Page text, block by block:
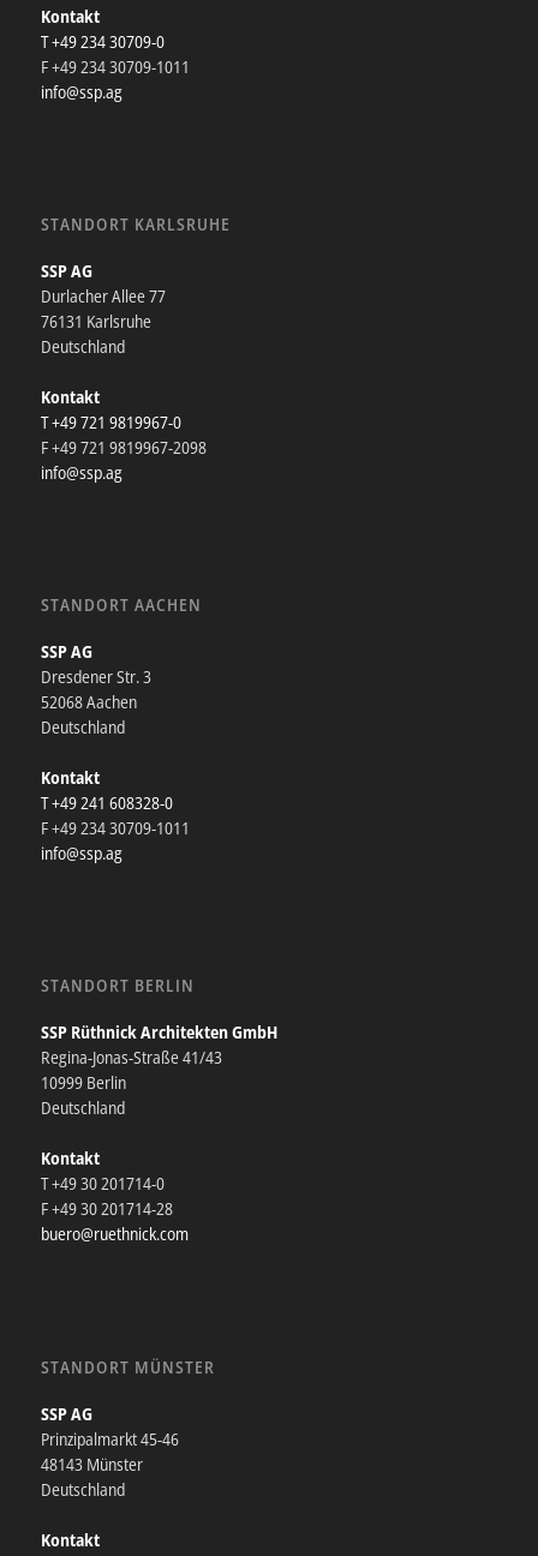
Kontakt
T +49 234 30709-0
F +49 234 30709-1011
info@ssp.ag
STANDORT KARLSRUHE
SSP AG
Durlacher Allee 77
76131 Karlsruhe
Deutschland
Kontakt
T +49 721 9819967-0
F +49 721 9819967-2098
info@ssp.ag
STANDORT AACHEN
SSP AG
Dresdener Str. 3
52068 Aachen
Deutschland
Kontakt
T +49 241 608328-0
F +49 234 30709-1011
info@ssp.ag
STANDORT BERLIN
SSP Rüthnick Architekten GmbH
Regina-Jonas-Straße 41/43
10999 Berlin
Deutschland
Kontakt
T +49 30 201714-0
F +49 30 201714-28
buero@ruethnick.com
STANDORT MÜNSTER
SSP AG
Prinzipalmarkt 45-46
48143 Münster
Deutschland
Kontakt